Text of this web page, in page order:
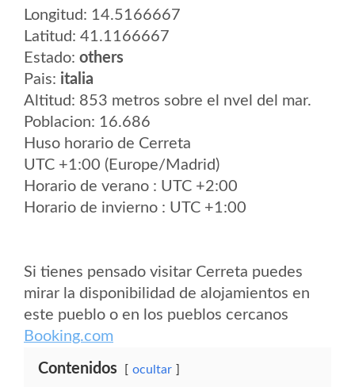
Longitud: 14.5166667
Latitud: 41.1166667
Estado: others
Pais: italia
Altitud: 853 metros sobre el nvel del mar.
Poblacion: 16.686
Huso horario de Cerreta
UTC +1:00 (Europe/Madrid)
Horario de verano : UTC +2:00
Horario de invierno : UTC +1:00
Si tienes pensado visitar Cerreta puedes
mirar la disponibilidad de alojamientos en
este pueblo o en los pueblos cercanos
Booking.com
Contenidos ocultar